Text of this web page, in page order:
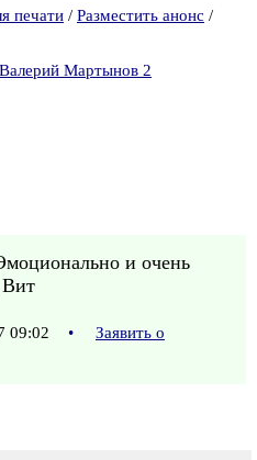
печати / Разместить анонс /
Мартынов 2
и очень
09:02 •
Заявить о